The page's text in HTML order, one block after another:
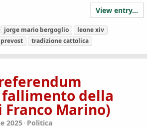
View entry...
jorge mario bergoglio
leone xiv
tradizione cattolica
della
Marino)
2025 Politica